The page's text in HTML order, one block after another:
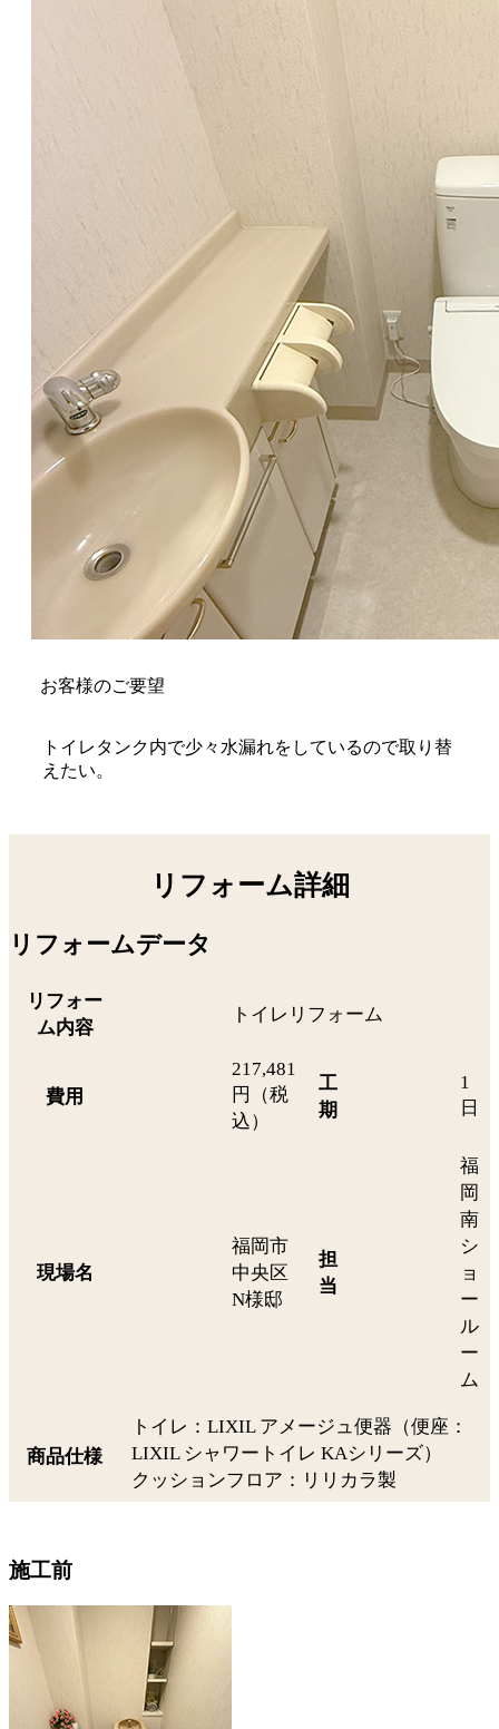
お客様のご要望
トイレタンク内で少々水漏れをしているので取り替
えたい。
リフォーム詳細
リフォームデータ
リフォー
ム内容
トイレリフォーム
費用
217,481
円（税
込）
工
期
1
日
現場名
福岡市
中央区
N様邸
担
当
福
岡
南
シ
ョ
ー
ル
ー
ム
商品仕様
トイレ：LIXIL アメージュ便器（便座：
LIXIL シャワートイレ KAシリーズ）
クッションフロア：リリカラ製
施工前